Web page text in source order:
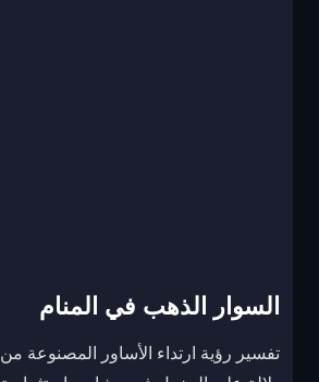
السوار الذهب في المنام
تفسير رؤية ارتداء الأساور المصنوعة